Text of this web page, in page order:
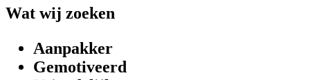
Wat wij zoeken
Aanpakker
Gemotiveerd